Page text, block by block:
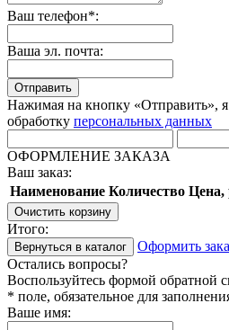
Ваш телефон*:
Ваша эл. почта:
Отправить
Нажимая на кнопку «Отправить», я
обработку персональных данных
ОФОРМЛЕНИЕ ЗАКАЗА
Ваш заказ:
Наименование Количество Цена,
Очистить корзину
Итого:
Вернуться в каталог
Оформить
Остались вопросы?
Воспользуйтесь формой обратной
* поле, обязательное для
Ваше имя: